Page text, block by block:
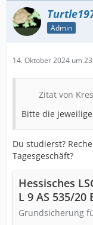
Admin
14. Oktober 2024 um
Zitat von
Bitte die
Du studierst?
Tagesgeschäft?
Hessisches
L 9 AS 535/20
Grundsicherung